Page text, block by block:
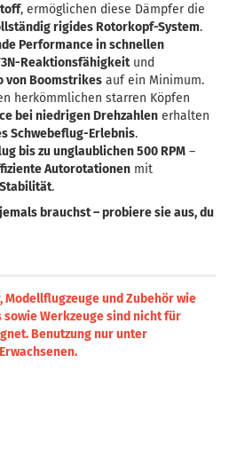
, ermöglichen diese Dämpfer die
rigides Rotorkopf-System.
Performance in schnellen
Reaktionsfähigkeitund
von Boomstrikes auf ein Minimum.
herkömmlichen starren Köpfen
bei niedrigen Drehzahlen erhalten
Schwebeflug-Erlebnis.
bis zu unglaublichen 500 RPM –
Autorotationen mit
.
brauchst – probiere sie aus, du
Modellflugzeuge und Zubehör wie
sowie Werkzeuge sind nicht für
Benutzung nur unter